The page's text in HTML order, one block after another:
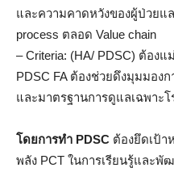
และความคาดหวังของผู้ป่วย
process ตลอด Value chain
– Criteria: (HA/ PDSC) ต้อง
PDSC FA ต้องช่วยดึงมุมมอง
และมาตรฐานการดูแลเฉพาะโ
โดยการทำ PDSC ต้องยึดเป้า
พลัง PCT ในการเรียนรู้และพั